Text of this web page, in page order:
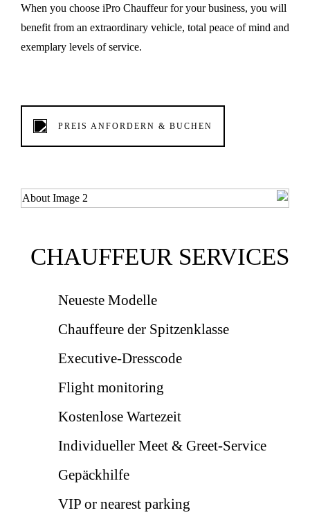
When you choose iPro Chauffeur for your business, you will
benefit from an extraordinary vehicle, total peace of mind and
exemplary levels of service.
PREIS ANFORDERN & BUCHEN
CHAUFFEUR SERVICES
Neueste Modelle
Chauffeure der Spitzenklasse
Executive-Dresscode
Flight monitoring
Kostenlose Wartezeit
Individueller Meet & Greet-Service
Gepäckhilfe
VIP or nearest parking